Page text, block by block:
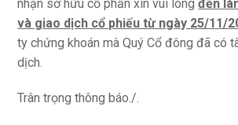
nhận sở hữu cổ phần xin vui lòngđến
và giao dịch cổ phiếu từ ngày 25/11/
ty chứng khoán mà Quý Cổ đông đã có
dịch.
Trân trọng thông báo./.